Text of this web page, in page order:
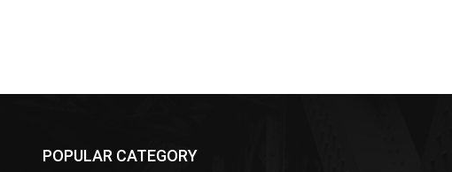
POPULAR CATEGORY